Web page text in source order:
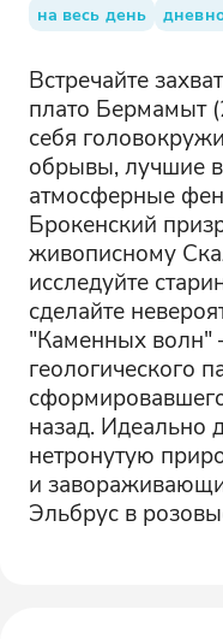
на весь день
Встречайте
плато Бермамыт
себя
обрывы, лучшие
атмосферные
Брокенский
живописному
исследуйте
сделайте
"Каменных волн"
геологического
назад. Идеально
нетронутую
и
Эльбрус в